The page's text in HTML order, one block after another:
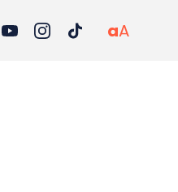
aA